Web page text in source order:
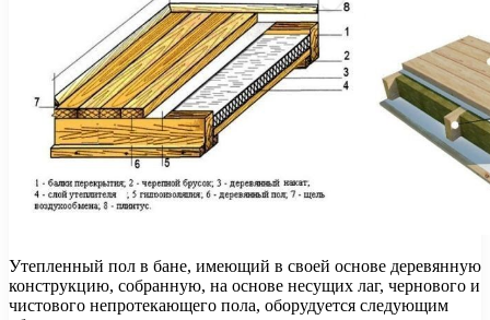
Утепленный пол в бане, имеющий в своей основе деревянную
конструкцию, собранную, на основе несущих лаг, чернового и
чистового непротекающего пола, оборудуется следующим